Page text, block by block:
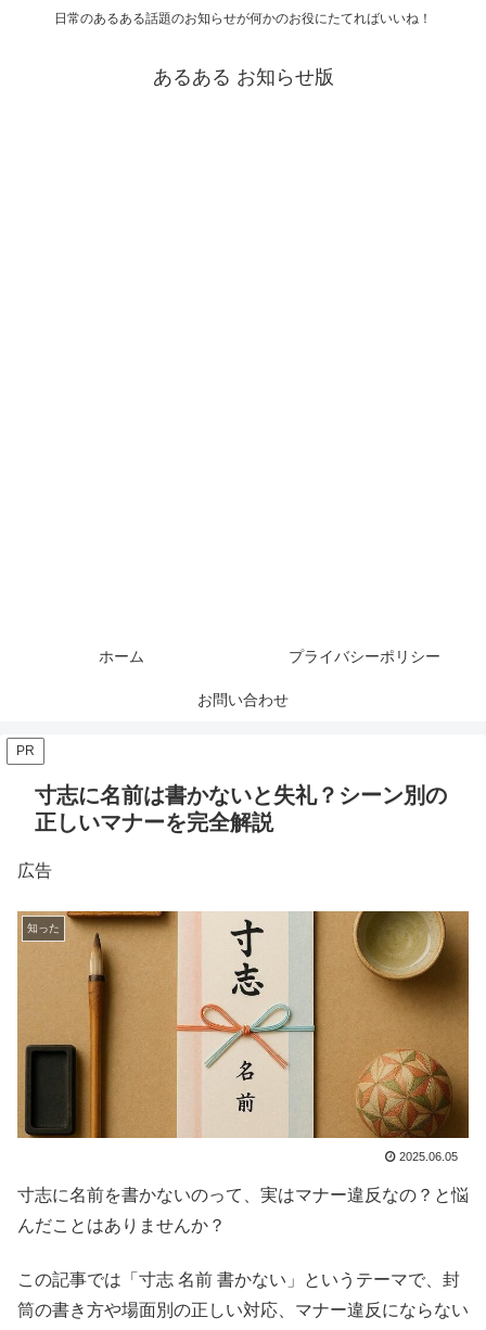
日常のあるある話題のお知らせが何かのお役にたてればいいね！
あるある お知らせ版
ホーム プライバシーポリシー
お問い合わせ
PR
寸志に名前は書かないと失礼？シーン別の
正しいマナーを完全解説
広告
知った
2025.06.05
寸志に名前を書かないのって、実はマナー違反なの？と悩
んだことはありませんか？
この記事では「寸志 名前 書かない」というテーマで、封
筒の書き方や場面別の正しい対応、マナー違反にならない